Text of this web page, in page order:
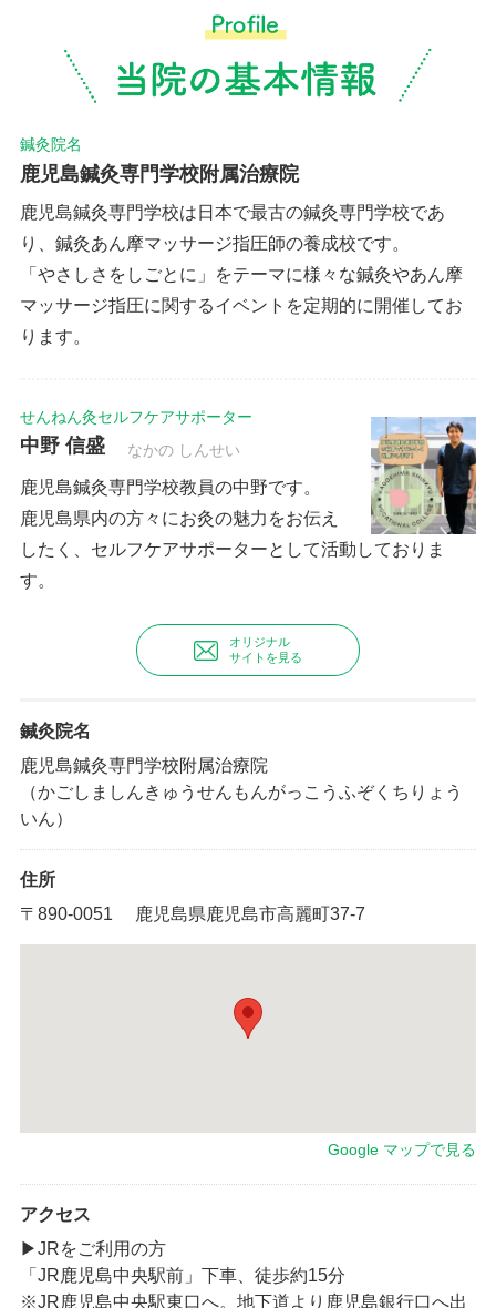
鍼灸院名
鹿児島鍼灸専門学校附属治療院
鹿児島鍼灸専門学校は日本で最古の鍼灸専門学校であ
り、鍼灸あん摩マッサージ指圧師の養成校です。
「やさしさをしごとに」をテーマに様々な鍼灸やあん摩
マッサージ指圧に関するイベントを定期的に開催してお
ります。
せんねん灸セルフケアサポーター
中野 信盛 なかの しんせい
鹿児島鍼灸専門学校教員の中野です。
鹿児島県内の方々にお灸の魅力をお伝え
したく、セルフケアサポーターとして活動しておりま
す。
オリジナル
サイトを見る
鍼灸院名
鹿児島鍼灸専門学校附属治療院
（かごしましんきゅうせんもんがっこうふぞくちりょう
いん）
住所
〒890-0051 鹿児島県鹿児島市高麗町37-7
Google マップで見る
アクセス
▶JRをご利用の方
「JR鹿児島中央駅前」下車、徒歩約15分
※JR鹿児島中央駅東口へ。地下道より鹿児島銀行口へ出